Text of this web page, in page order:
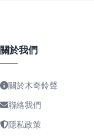
關於我們
關於木奇鈴聲
聯絡我們
隱私政策